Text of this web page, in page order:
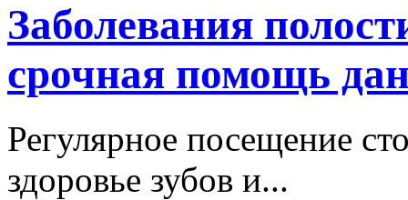
Заболевания
срочная помощь
Регулярное посещение
здоровье зубов и...